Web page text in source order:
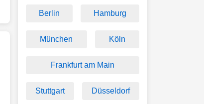
Berlin Hamburg
München Köln
Frankfurt am Main
Stuttgart Düsseldorf